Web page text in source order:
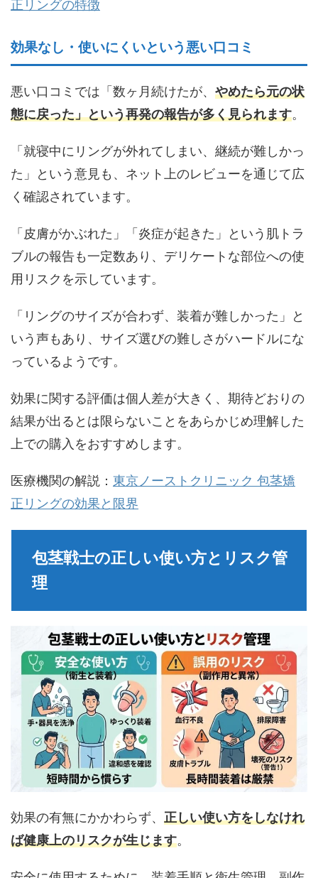
正リングの特徴
効果なし・使いにくいという悪い口コミ
悪い口コミでは「数ヶ月続けたが、 やめたら元の状
態に戻った」という再発の報告が多く見られます。
「就寝中にリングが外れてしまい、継続が難しかっ
た」という意見も、ネット上のレビューを通じて広
く確認されています。
「皮膚がかぶれた」「炎症が起きた」という肌トラ
ブルの報告も一定数あり、デリケートな部位への使
用リスクを示しています。
「リングのサイズが合わず、装着が難しかった」と
いう声もあり、サイズ選びの難しさがハードルにな
っているようです。
効果に関する評価は個人差が大きく、期待どおりの
結果が出るとは限らないことをあらかじめ理解した
上での購入をおすすめします。
医療機関の解説： 東京ノーストクリニック 包茎矯
正リングの効果と限界
包茎戦士の正しい使い方とリスク管
理
効果の有無にかかわらず、 正しい使い方をしなけれ
ば健康上のリスクが生じます。